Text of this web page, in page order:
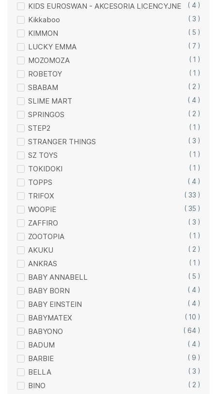
KIDS EUROSWAN - AKCESORIA LICENCYJNE ( 4 )
Kikkaboo ( 3 )
KIMMON ( 5 )
LUCKY EMMA ( 7 )
MOZOMOZA ( 1 )
ROBETOY ( 1 )
SBABAM ( 2 )
SLIME MART ( 4 )
SPRINGOS ( 2 )
STEP2 ( 1 )
STRANGER THINGS ( 3 )
SZ TOYS ( 1 )
TOKIDOKI ( 1 )
TOPPS ( 4 )
TRIFOX ( 33 )
WOOPIE ( 35 )
ZAFFIRO ( 3 )
ZOOTOPIA ( 1 )
AKUKU ( 2 )
ANKRAS ( 1 )
BABY ANNABELL ( 5 )
BABY BORN ( 4 )
BABY EINSTEIN ( 4 )
BABYMATEX ( 10 )
BABYONO ( 64 )
BADUM ( 4 )
BARBIE ( 9 )
BELLA ( 3 )
BINO ( 2 )